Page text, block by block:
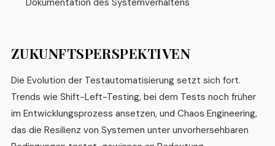
ZUKUNFTSPERSPEKTIVEN
Die Evolution der Testautomatisierung setzt sich fort.
Trends wie Shift-Left-Testing, bei dem Tests noch früher
im Entwicklungsprozess ansetzen, und Chaos Engineering,
das die Resilienz von Systemen unter unvorhersehbaren